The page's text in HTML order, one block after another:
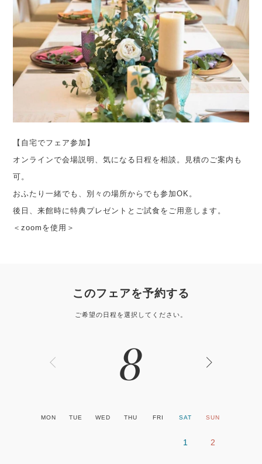
【自宅でフェア参加】
オンラインで会場説明、気になる日程を相談。見積のご案内も
可。
おふたり一緒でも、別々の場所からでも参加OK。
後日、来館時に特典プレゼントとご試食をご用意します。
＜zoomを使用＞
このフェアを予約する
ご希望の日程を選択してください。
8
MON TUE WED THU FRI SAT SUN
1 2